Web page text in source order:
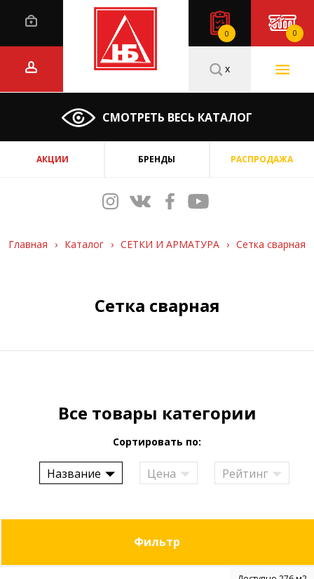
0 0
СМОТРЕТЬ ВЕСЬ КАТАЛОГ
x
АКЦИИ БРЕНДЫ РАСПРОДАЖА
Главная › Каталог › СЕТКИ И АРМАТУРА › Сетка сварная
Сетка сварная
Все товары категории
Сортировать по:
Название Цена Рейтинг
Фильтр